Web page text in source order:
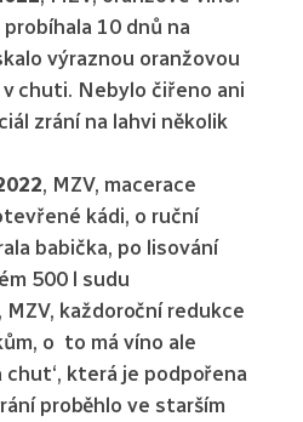
10 dnů na
výraznou oranžovou
chuti. Nebylo čiřeno ani
zrání na lahvi několik
, MZV, macerace
kádi, o ruční
babička, po lisování
500 l sudu
, MZV, každoroční redukce
o to má víno ale
chut‘, která je podpořena
proběhlo ve starším